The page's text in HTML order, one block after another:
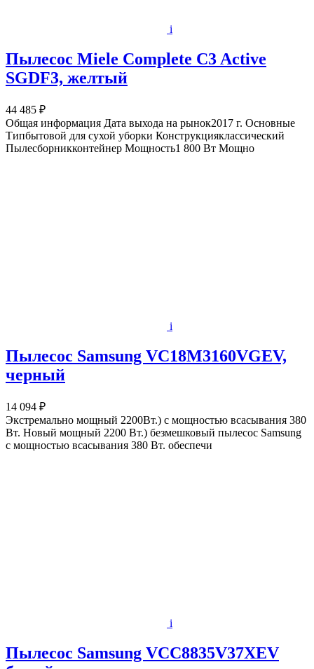
i
Пылесос Miele Complete C3 Active
SGDF3, желтый
44 485 ₽
Общая информация Дата выхода на рынок2017 г. Основные
Типбытовой для сухой уборки Конструкцияклассический
Пылесборникконтейнер Мощность1 800 Вт Мощно
i
Пылесос Samsung VC18M3160VGEV,
черный
14 094 ₽
Экстремально мощный 2200Вт.) с мощностью всасывания 380
Вт. Новый мощный 2200 Вт.) безмешковый пылесос Samsung
с мощностью всасывания 380 Вт. обеспечи
i
Пылесос Samsung VCC8835V37XEV